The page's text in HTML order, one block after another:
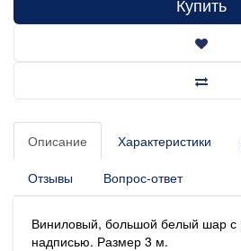
Описание Характеристики
Отзывы Вопрос-ответ
Виниловый, большой белый шар с
надписью. Размер 3 м.